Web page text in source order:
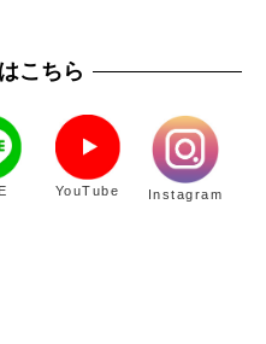
こちら
YouTube Instagram